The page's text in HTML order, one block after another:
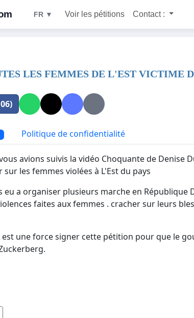
FR ▼ Voir les pétitions Contact :
LES FEMMES DE L'EST VICTIME
Politique de confidentialité
avions suivis la vidéo Choquante de Denise
les femmes violées à L'Est du pays
eu a organiser plusieurs marche en République
faites aux femmes . cracher sur leurs
est une force signer cette pétition pour que le